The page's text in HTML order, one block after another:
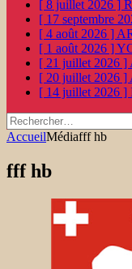
[ 8 juillet 2026 ]
[ 17 septembre
[ 4 août 2026 ]
[ 1 août 2026 ]
[ 21 juillet 2026 ]
[ 20 juillet 2026 ]
[ 14 juillet 2026 ]
Rechercher :
AccueilMédiafff hb
fff hb